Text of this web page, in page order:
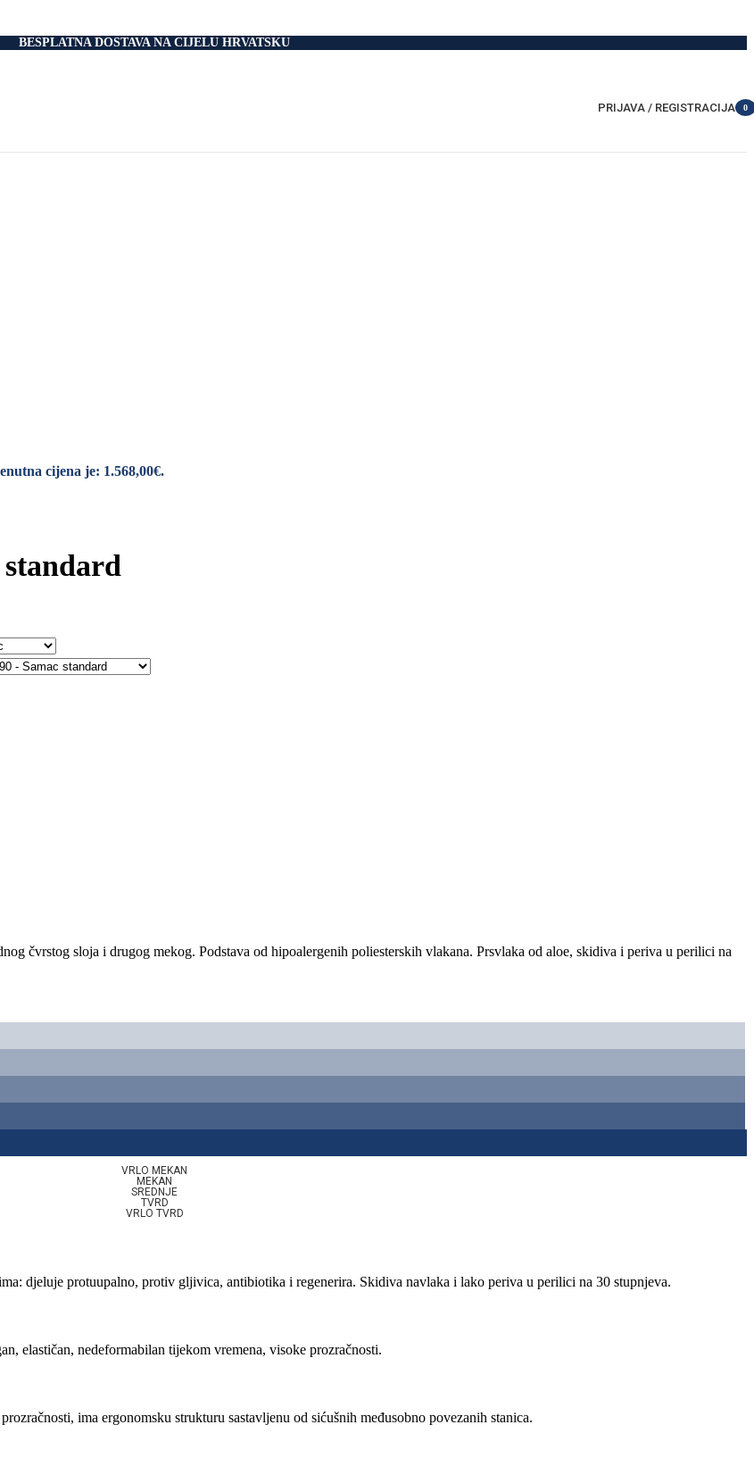
BESPLATNA DOSTAVA NA CIJELU HRVATSKU
PRIJAVA / REGISTRACIJA
0
cijena je: 1.568,00€.
standard
čvrstog sloja i drugog mekog. Podstava od hipoalergenih poliesterskih vlakana. Prsvlaka od aloe, skidiva i periva u perilici na
VRLO MEKAN
MEKAN
SREDNJE
TVRD
VRLO TVRD
djeluje protuupalno, protiv gljivica, antibiotika i regenerira. Skidiva navlaka i lako periva u perilici na 30 stupnjeva.
elastičan, nedeformabilan tijekom vremena, visoke prozračnosti.
ima ergonomsku strukturu sastavljenu od sićušnih međusobno povezanih stanica.